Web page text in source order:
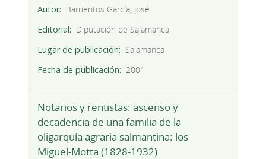
Autor
Barrientos García, José
Editorial
Diputación de Salamanca
Lugar de publicación
Salamanca
Fecha de publicación
2001
Notarios y rentistas: ascenso y
decadencia de una familia de la
oligarquía agraria salmantina: los
Miguel-Motta (1828-1932)